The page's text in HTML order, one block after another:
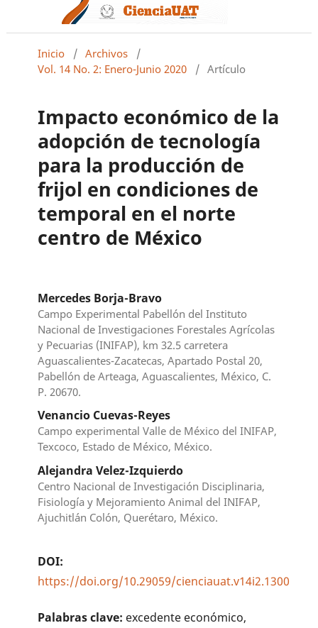
Inicio / Archivos
/
Vol. 14 No. 2: Enero-Junio 2020
/ Artículo
Impacto económico de la
adopción de tecnología
para la producción de
frijol en condiciones de
temporal en el norte
centro de México
Mercedes Borja-Bravo
Campo Experimental Pabellón del Instituto
Nacional de Investigaciones Forestales Agrícolas
y Pecuarias (INIFAP), km 32.5 carretera
Aguascalientes-Zacatecas, Apartado Postal 20,
Pabellón de Arteaga, Aguascalientes, México, C.
P. 20670.
Venancio Cuevas-Reyes
Campo experimental Valle de México del INIFAP,
Texcoco, Estado de México, México.
Alejandra Velez-Izquierdo
Centro Nacional de Investigación Disciplinaria,
Fisiología y Mejoramiento Animal del INIFAP,
Ajuchitlán Colón, Querétaro, México.
DOI:
https://doi.org/10.29059/cienciauat.v14i2.1300
Palabras clave: excedente económico,